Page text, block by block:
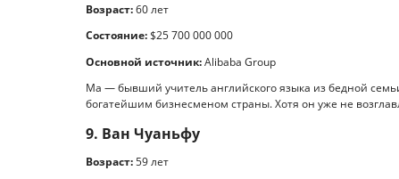
Возраст:60 лет
Состояние:$25 700 000 000
Основной источник:Alibaba Group
Ма — бывший учитель английского языка из бедной
богатейшим бизнесменом страны. Хотя он уже не
9. Ван Чуаньфу
Возраст:59 лет